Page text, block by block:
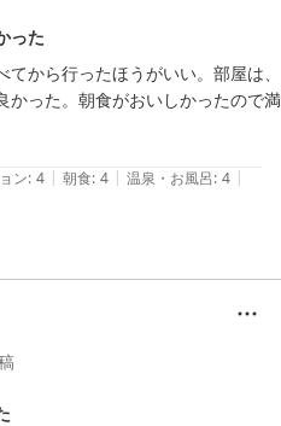
った
から行ったほうがいい。部屋は、
かった。朝食がおいしかったので満
ン: 4 | 朝食: 4 | 温泉・お風呂: 4 |